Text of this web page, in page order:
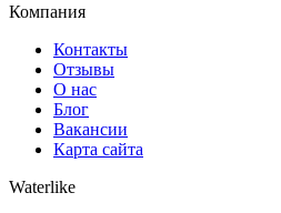
Компания
Контакты
Отзывы
О нас
Блог
Вакансии
Карта сайта
Waterlike